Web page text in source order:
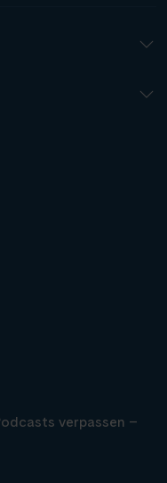
verpassen –